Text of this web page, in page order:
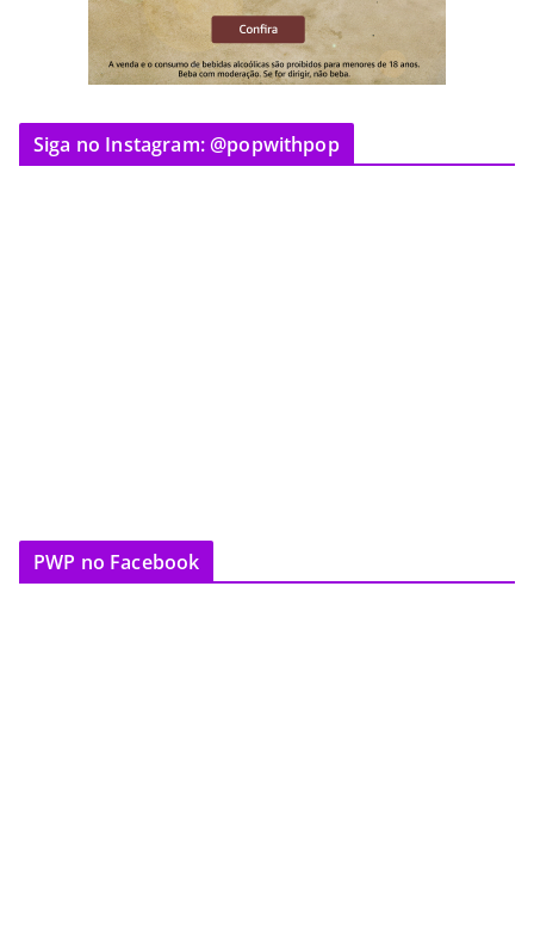
Siga no Instagram: @popwithpop
PWP no Facebook